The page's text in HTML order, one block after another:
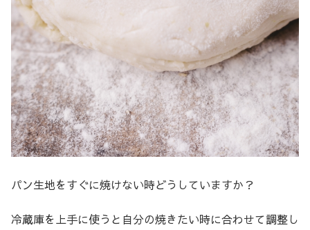
パン生地をすぐに焼けない時どうしていますか？
冷蔵庫を上手に使うと自分の焼きたい時に合わせて調整し